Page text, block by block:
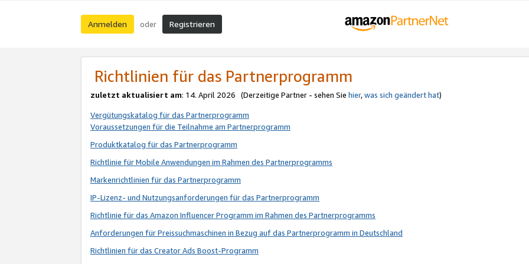
Anmelden oder Registrieren
Richtlinien für das Partnerprogramm
zuletzt aktualisiert am: 14. April 2026 (Derzeitige Partner - sehen Sie hier,was sich geändert hat)
Vergütungskatalog für das Partnerprogramm
Voraussetzungen für die Teilnahme am Partnerprogramm
Produktkatalog für das Partnerprogramm
Richtlinie für Mobile Anwendungen im Rahmen des Partnerprogramms
Markenrichtlinien für das Partnerprogramm
IP-Lizenz- und Nutzungsanforderungen für das Partnerprogramm
Richtlinie für das Amazon Influencer Programm im Rahmen des Partnerprogramms
Anforderungen für Preissuchmaschinen in Bezug auf das Partnerprogramm in Deutschland
Richtlinien für das Creator Ads Boost-Programm